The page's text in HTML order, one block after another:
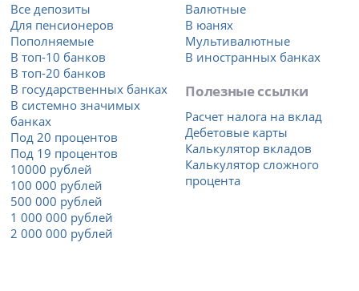
Все депозиты
Для пенсионеров
Пополняемые
В топ-10 банков
В топ-20 банков
В государственных банках
В системно значимых
банках
Под 20 процентов
Под 19 процентов
10000 рублей
100 000 рублей
500 000 рублей
1 000 000 рублей
2 000 000 рублей
Валютные
В юанях
Мультивалютные
В иностранных банках
Полезные ссылки
Расчет налога на вклад
Дебетовые карты
Калькулятор вкладов
Калькулятор сложного
процента